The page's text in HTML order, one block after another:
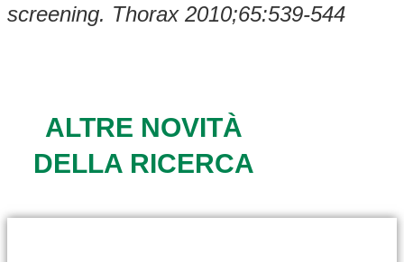
screening. Thorax 2010;65:539-544
ALTRE NOVITÀ
DELLA RICERCA